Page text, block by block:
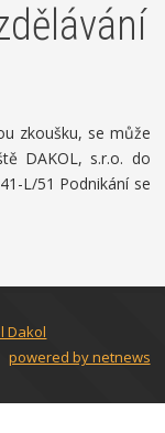
zkoušku, se může
DAKOL, s.r.o. do
L/51 Podnikání se
Dakol
powered by netnews